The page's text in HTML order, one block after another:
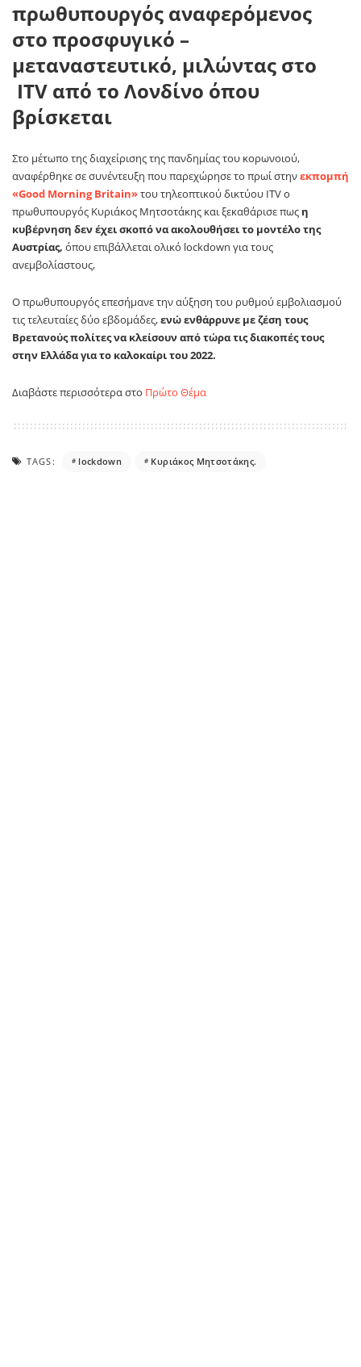
πρωθυπουργός αναφερόμενος
στο προσφυγικό –
μεταναστευτικό, μιλώντας στο
ITV από το Λονδίνο όπου
βρίσκεται
Στο μέτωπο της διαχείρισης της πανδημίας του κορωνοιού,
αναφέρθηκε σε συνέντευξη που παρεχώρησε το πρωί στηνεκπομπή
«Good Morning Britain»του τηλεοπτικού δικτύου ITV ο
πρωθυπουργός Κυριάκος Μητσοτάκης και ξεκαθάρισε πως η
κυβέρνηση δεν έχει σκοπό να ακολουθήσει το μοντέλο της
Αυστρίας, όπου επιβάλλεται ολικό lockdown για τους
ανεμβολίαστους,
Ο πρωθυπουργός επεσήμανε την αύξηση του ρυθμού εμβολιασμού
τις τελευταίες δύο εβδομάδες,ενώ ενθάρρυνε με ζέση τους
Βρετανούς πολίτες να κλείσουν από τώρα τις διακοπές τους
στην Ελλάδα για το καλοκαίρι του 2022.
Διαβάστε περισσότερα στο Πρώτο Θέμα
TAGS: lockdown Κυριάκος Μητσοτάκης.